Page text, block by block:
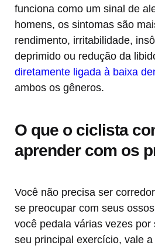
funciona como um sinal de
homens, os sintomas são
rendimento, irritabilidade,
deprimido ou redução da
diretamente ligada à baixa
ambos os gêneros.
O que o ciclista
aprender com os
Você não precisa ser
se preocupar com seus
você pedala várias vezes por
seu principal exercício, vale